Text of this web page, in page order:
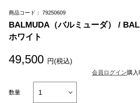
商品コード： 79250609
BALMUDA（バルミューダ） /
ホワイト
49,500 円(税込)
会員ログイン購入
数量